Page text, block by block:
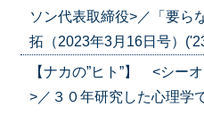
ソン代表取締役>／「要ら
拓（2023年3月16日号）
【ナカの”ヒト”】 <シー
>／３０年研究した心理学